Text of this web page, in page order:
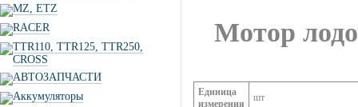
MZ, ETZ
RACER
TTR110, TTR125, TTR250,
CROSS
АВТОЗАПЧАСТИ
Аккумуляторы
Мотор
Единица
измерения
шт